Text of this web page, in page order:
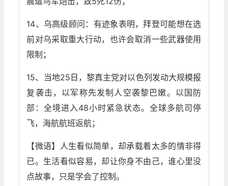
14、乌高级顾问：有迹象表明，拜登可能想在选
前对乌采取重大行动，也许会取消一些武器使用
限制；
15、当地25日，黎真主党对以色列发动大规模报
复袭击，以军称先发制人空袭黎巴嫩。以国防
部：全境进入48小时紧急状态。全球多航司停
飞，海航航班返航；
【微语】人生看似简单，却承载着太多的情非得
已。生活看似容易，却让你身不由己，谁心里没
点故事，只是学会了控制。